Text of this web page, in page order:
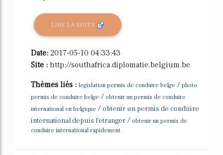
LIRE LA SUITE
Date: 2017-05-10 04:33:43
Site : http://southafrica.diplomatie.belgium.be
Thèmes liés : legislation permis de conduire belge / photo
permis de conduire belge / obtenir un permis de conduire
international en belgique / obtenir un permis de conduire
international depuis l'etranger / obtenir un permis de
conduire international rapidement